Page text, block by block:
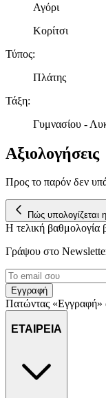
Αγόρι
Κορίτσι
Τύπος:
Πλάτης
Τάξη:
Γυμνασίου -
Αξιολογήσεις
Προς το παρόν δεν
Πώς υπολογίζεται
Η τελική βαθμολογία
Γράψου στο
Εγγραφή
Πατώντας «Εγγραφή»
ΕΤΑΙΡΕΙΑ